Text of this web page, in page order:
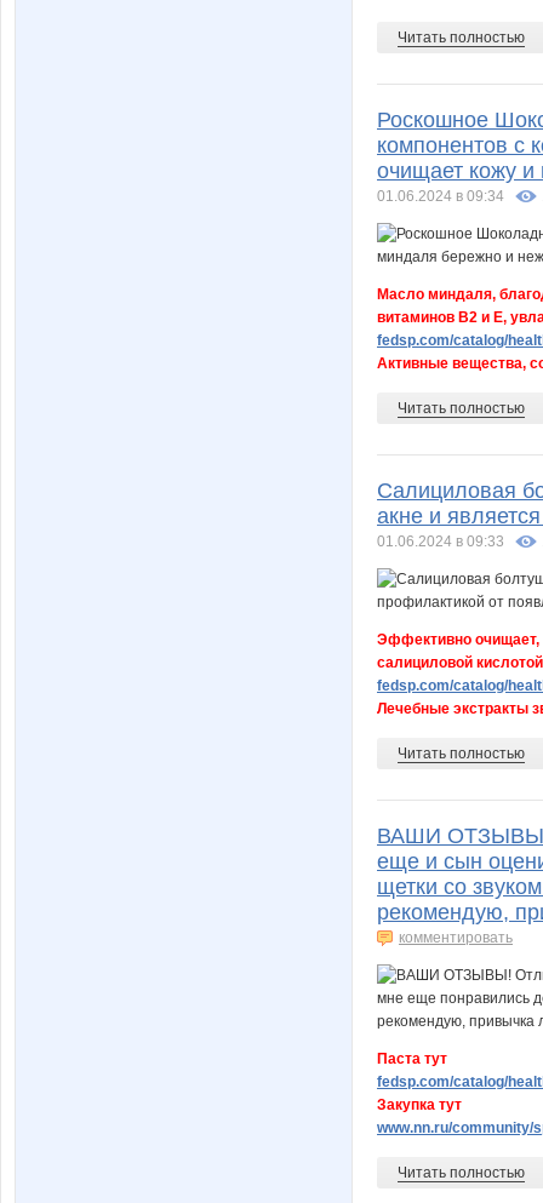
Читать полностью
Роскошное
компонентов с
очищает кожу и
01.06.2024 в 09:34
Масло миндаля,
витаминов B2 и Е,
fedsp.com/catalog/
Активные вещества,
Читать полностью
Салициловая
акне и
01.06.2024 в 09:33
Эффективно очищает,
салициловой
fedsp.com/catalog/
Лечебные экстракты
Читать полностью
ВАШИ ОТЗЫВЫ!
еще и сын
щетки со
рекомендую,
комментировать
Паста тут
fedsp.com/catalog/
Закупка тут
www.nn.ru/community/
Читать полностью